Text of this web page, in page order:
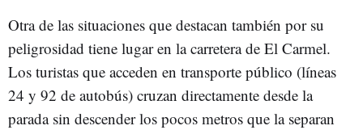
Otra de las situaciones que destacan también por su
peligrosidad tiene lugar en la carretera de El Carmel.
Los turistas que acceden en transporte público (líneas
24 y 92 de autobús) cruzan directamente desde la
parada sin descender los pocos metros que la separan